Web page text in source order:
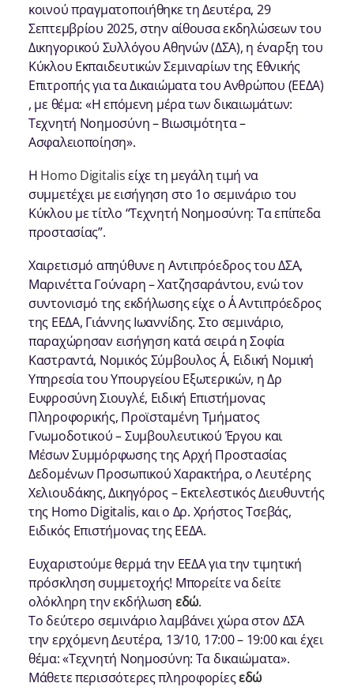
κοινού πραγματοποιήθηκε τη Δευτέρα, 29
Σεπτεμβρίου 2025, στην αίθουσα εκδηλώσεων του
Δικηγορικού Συλλόγου Αθηνών (ΔΣΑ), η έναρξη του
Κύκλου Εκπαιδευτικών Σεμιναρίων της Εθνικής
Επιτροπής για τα Δικαιώματα του Ανθρώπου (ΕΕΔΑ)
, με θέμα: «Η επόμενη μέρα των δικαιωμάτων:
Τεχνητή Νοημοσύνη – Βιωσιμότητα –
Ασφαλειοποίηση».
H Homo Digitalisείχε τη μεγάλη τιμή να
συμμετέχει με εισήγηση στο 1ο σεμινάριο του
Κύκλου με τίτλο “Τεχνητή Νοημοσύνη: Τα επίπεδα
προστασίας”.
Χαιρετισμό απηύθυνε η Αντιπρόεδρος του ΔΣA,
Μαρινέττα Γούναρη – Χατζησαράντου, ενώ τον
συντονισμό της εκδήλωσης είχε ο Α΄ Αντιπρόεδρος
της ΕΕΔΑ, Γιάννης Ιωαννίδης. Στο σεμινάριο,
παραχώρησαν εισήγηση κατά σειρά η Σοφία
Καστραντά, Νομικός Σύμβουλος Α΄, Ειδική Νομική
Υπηρεσία του Υπουργείου Εξωτερικών, η Δρ
Ευφροσύνη Σιουγλέ, Ειδική Επιστήμονας
Πληροφορικής, Προϊσταμένη Τμήματος
Γνωμοδοτικού – Συμβουλευτικού Έργου και
Μέσων Συμμόρφωσης της Αρχή Προστασίας
Δεδομένων Προσωπικού Χαρακτήρα, ο Λευτέρης
Χελιουδάκης, Δικηγόρος – Εκτελεστικός Διευθυντής
της Homo Digitalis, και ο Δρ. Χρήστος Τσεβάς,
Ειδικός Επιστήμονας της ΕΕΔΑ.
Ευχαριστούμε θερμά την ΕΕΔΑ για την τιμητική
πρόσκληση συμμετοχής! Μπορείτε να δείτε
ολόκληρη την εκδήλωση εδώ.
Το δεύτερο σεμινάριο λαμβάνει χώρα στον ΔΣΑ
την ερχόμενη Δευτέρα, 13/10, 17:00 – 19:00 και έχει
θέμα: «Τεχνητή Νοημοσύνη: Τα δικαιώματα».
Μάθετε περισσότερες πληροφορίεςεδώ